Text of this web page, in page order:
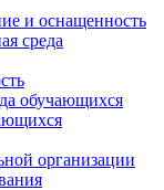
и оснащенность
среда
обучающихся
организации